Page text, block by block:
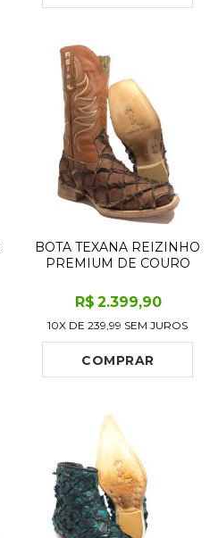
BOTA TEXANA REIZINHO
PREMIUM DE COURO
DRY LEAF LIMITED
EDITION - CANO ALTO,
BICO QUADRADO -
SOLADO DE COURO
ARTESANAL
R$ 2.399,90
10X DE239,99 SEM JUROS
COMPRAR